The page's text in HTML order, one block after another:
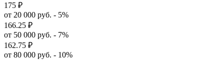
175 ₽
от 20 000 руб. - 5%
166.25 ₽
от 50 000 руб. - 7%
162.75 ₽
от 80 000 руб. - 10%